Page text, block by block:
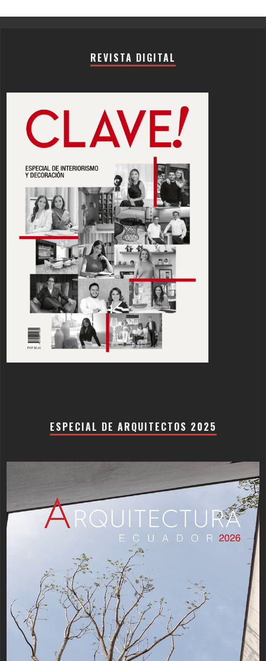
REVISTA DIGITAL
ESPECIAL DE ARQUITECTOS 2025